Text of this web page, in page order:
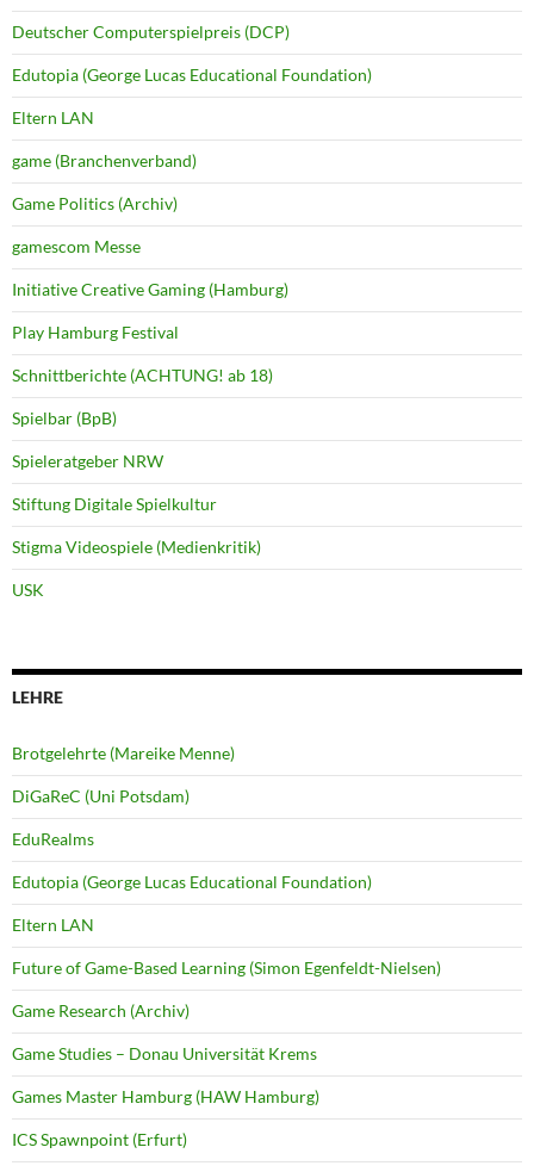
Deutscher Computerspielpreis (DCP)
Edutopia (George Lucas Educational Foundation)
Eltern LAN
game (Branchenverband)
Game Politics (Archiv)
gamescom Messe
Initiative Creative Gaming (Hamburg)
Play Hamburg Festival
Schnittberichte (ACHTUNG! ab 18)
Spielbar (BpB)
Spieleratgeber NRW
Stiftung Digitale Spielkultur
Stigma Videospiele (Medienkritik)
USK
LEHRE
Brotgelehrte (Mareike Menne)
DiGaReC (Uni Potsdam)
EduRealms
Edutopia (George Lucas Educational Foundation)
Eltern LAN
Future of Game-Based Learning (Simon Egenfeldt-Nielsen)
Game Research (Archiv)
Game Studies – Donau Universität Krems
Games Master Hamburg (HAW Hamburg)
ICS Spawnpoint (Erfurt)